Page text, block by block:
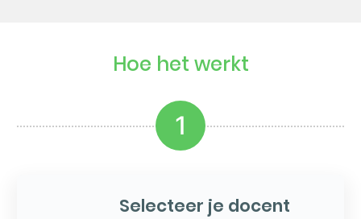
Hoe het werkt
1
Selecteer je docent